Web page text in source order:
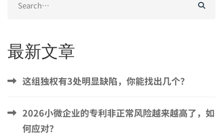
for:
最新文章
这组独权有3处明显缺陷，你能找出几个？
2026小微企业的专利非正常风险越来越高了，如
何应对？